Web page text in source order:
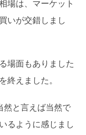
場は、マーケット
いが交錯しまし
場面もありました
終えました。
然と言えば当然で
るように感じまし